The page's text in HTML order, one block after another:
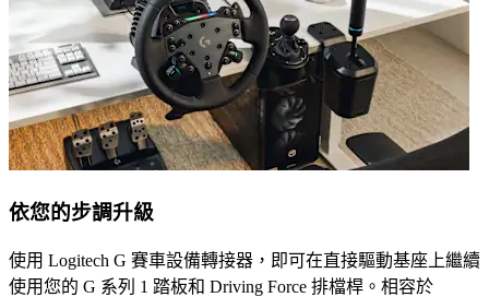
依您的步調升級
使用 Logitech G 賽車設備轉接器，即可在直接驅動基座上繼續
使用您的 G 系列 1 踏板和 Driving Force 排檔桿。相容於